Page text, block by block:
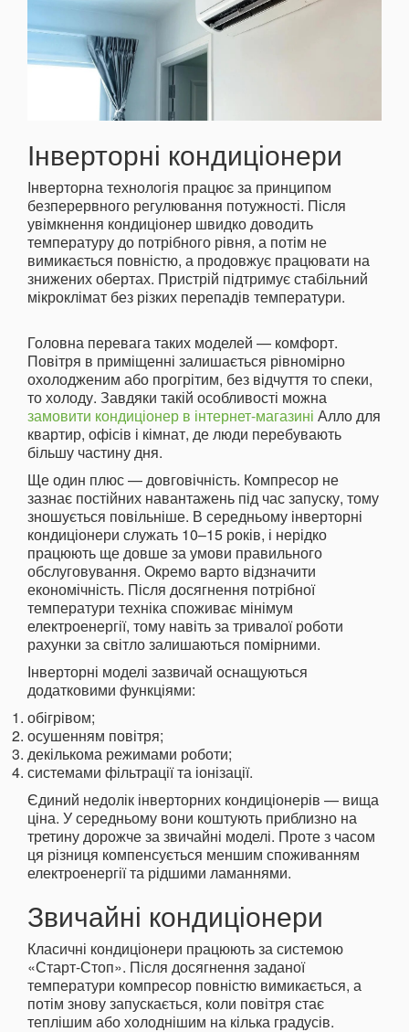
Інверторні кондиціонери
Інверторна технологія працює за принципом
безперервного регулювання потужності. Після
увімкнення кондиціонер швидко доводить
температуру до потрібного рівня, а потім не
вимикається повністю, а продовжує працювати на
знижених обертах. Пристрій підтримує стабільний
мікроклімат без різких перепадів температури.
Головна перевага таких моделей — комфорт.
Повітря в приміщенні залишається рівномірно
охолодженим або прогрітим, без відчуття то спеки,
то холоду. Завдяки такій особливості можна
замовити кондиціонер в інтернет-магазині Алло для
квартир, офісів і кімнат, де люди перебувають
більшу частину дня.
Ще один плюс — довговічність. Компресор не
зазнає постійних навантажень під час запуску, тому
зношується повільніше. В середньому інверторні
кондиціонери служать 10–15 років, і нерідко
працюють ще довше за умови правильного
обслуговування. Окремо варто відзначити
економічність. Після досягнення потрібної
температури техніка споживає мінімум
електроенергії, тому навіть за тривалої роботи
рахунки за світло залишаються помірними.
Інверторні моделі зазвичай оснащуються
додатковими функціями:
обігрівом;
осушенням повітря;
декількома режимами роботи;
системами фільтрації та іонізації.
Єдиний недолік інверторних кондиціонерів — вища
ціна. У середньому вони коштують приблизно на
третину дорожче за звичайні моделі. Проте з часом
ця різниця компенсується меншим споживанням
електроенергії та рідшими ламаннями.
Звичайні кондиціонери
Класичні кондиціонери працюють за системою
«Старт-Стоп». Після досягнення заданої
температури компресор повністю вимикається, а
потім знову запускається, коли повітря стає
теплішим або холоднішим на кілька градусів.